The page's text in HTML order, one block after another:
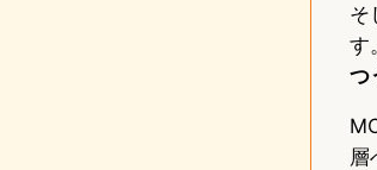
そ
す
つ
層